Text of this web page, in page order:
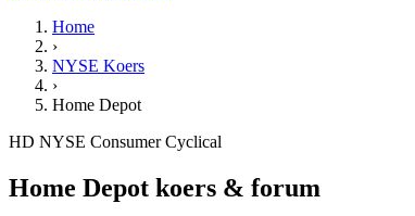
Home
›
NYSE Koers
›
Home Depot
HD NYSE Consumer Cyclical
Home Depot koers & forum